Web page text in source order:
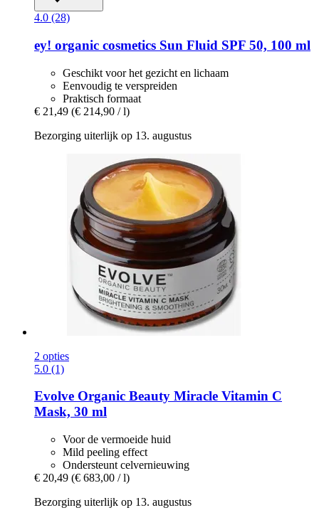
4.0 (28)
ey! organic cosmetics Sun Fluid SPF 50, 100 ml
Geschikt voor het gezicht en lichaam
Eenvoudig te verspreiden
Praktisch formaat
€ 21,49 (€ 214,90 / l)
Bezorging uiterlijk op 13. augustus
2 opties
5.0 (1)
Evolve Organic Beauty Miracle Vitamin C
Mask, 30 ml
Voor de vermoeide huid
Mild peeling effect
Ondersteunt celvernieuwing
€ 20,49 (€ 683,00 / l)
Bezorging uiterlijk op 13. augustus